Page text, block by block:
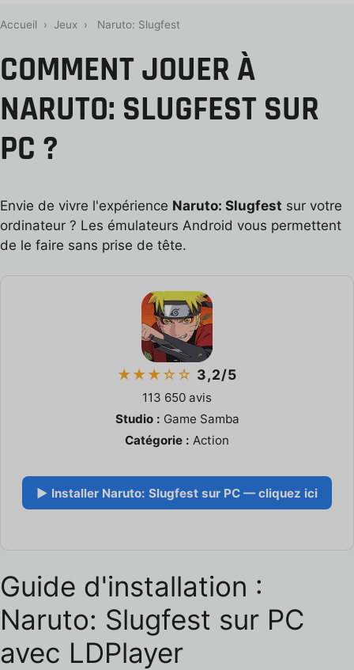
Accueil › Jeux › Naruto: Slugfest
COMMENT JOUER À
NARUTO: SLUGFEST SUR
PC ?
Envie de vivre l'expérience Naruto: Slugfest sur votre
ordinateur ? Les émulateurs Android vous permettent
de le faire sans prise de tête.
★★★☆☆ 3,2/5
113 650 avis
Studio : Game Samba
Catégorie : Action
▶ Installer Naruto: Slugfest sur PC — cliquez ici
Guide d'installation :
Naruto: Slugfest sur PC
avec LDPlayer